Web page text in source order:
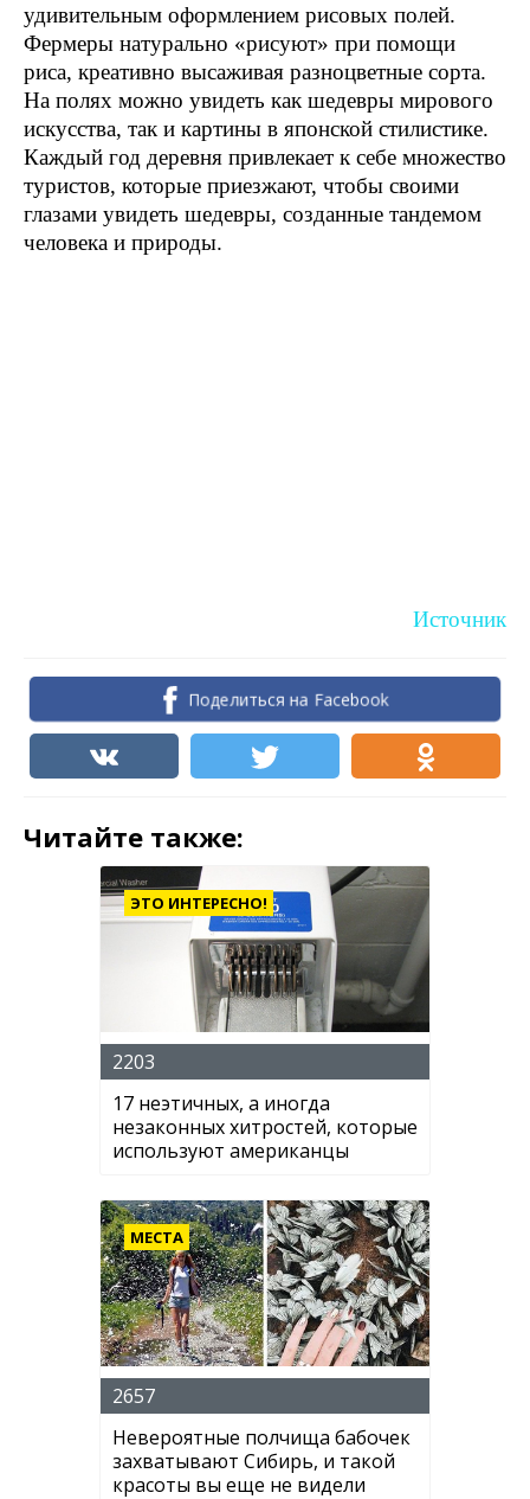
удивительным оформлением рисовых полей.
Фермеры натурально «рисуют» при помощи
риса, креативно высаживая разноцветные сорта.
На полях можно увидеть как шедевры мирового
искусства, так и картины в японской стилистике.
Каждый год деревня привлекает к себе множество
туристов, которые приезжают, чтобы своими
глазами увидеть шедевры, созданные тандемом
человека и природы.
Источник
Поделиться на Facebook
Читайте также:
ЭТО ИНТЕРЕСНО!
2203
17 неэтичных, а иногда
незаконных хитростей, которые
используют американцы
МЕСТА
2657
Невероятные полчища бабочек
захватывают Сибирь, и такой
красоты вы еще не видели